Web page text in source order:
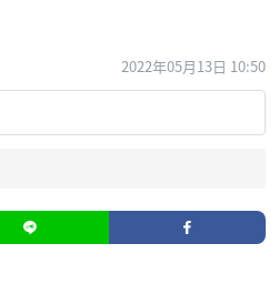
2022年05月13日 10:50